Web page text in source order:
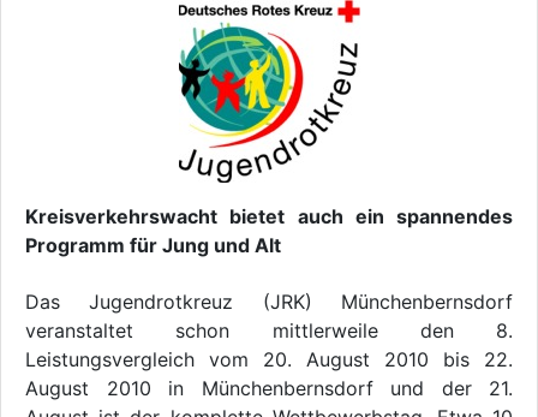
Kreisverkehrswacht bietet auch ein spannendes
Programm für Jung und Alt
Das Jugendrotkreuz (JRK) Münchenbernsdorf
veranstaltet schon mittlerweile den 8.
Leistungsvergleich vom 20. August 2010 bis 22.
August 2010 in Münchenbernsdorf und der 21.